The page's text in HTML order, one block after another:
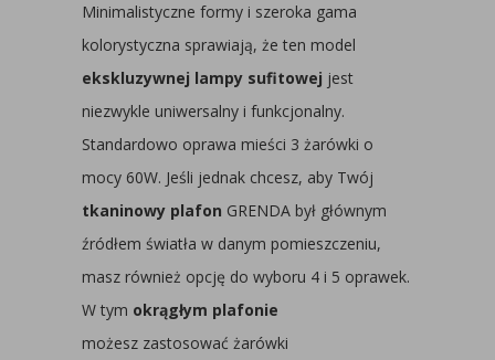
Minimalistyczne formy i szeroka gama
kolorystyczna sprawiają, że ten model
ekskluzywnej lampy sufitowej jest
niezwykle uniwersalny i funkcjonalny.
Standardowo oprawa mieści 3 żarówki o
mocy 60W. Jeśli jednak chcesz, aby Twój
tkaninowy plafon GRENDA był głównym
źródłem światła w danym pomieszczeniu,
masz również opcję do wyboru 4 i 5 oprawek.
W tym okrągłym plafonie
możesz zastosować żarówki